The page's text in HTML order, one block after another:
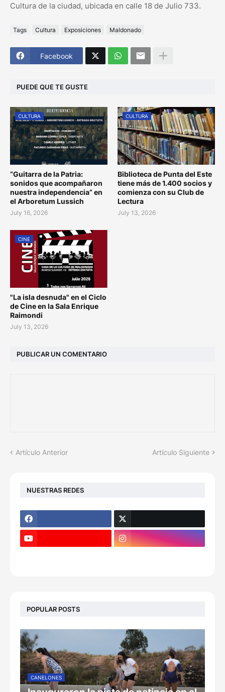
Cultura de la ciudad, ubicada en calle 18 de Julio 733.
Tags Cultura Exposiciones Maldonado
Facebook
PUEDE QUE TE GUSTE
CULTURA
“Guitarra de la Patria:
sonidos que acompañaron
nuestra independencia” en
el Arboretum Lussich
July 16, 2026
CULTURA
Biblioteca de Punta del Este
tiene más de 1.400 socios y
comienza con su Club de
Lectura
July 13, 2026
CINE
"La isla desnuda" en el Ciclo
de Cine en la Sala Enrique
Raimondi
July 13, 2026
PUBLICAR UN COMENTARIO
Artículo Anterior Artículo Siguiente
NUESTRAS REDES
POPULAR POSTS
CANELONES